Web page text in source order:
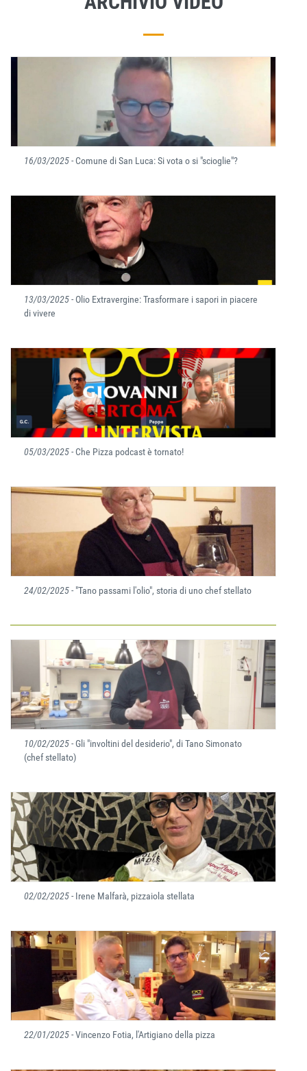
16/03/2025- Comune di San Luca: Si vota o si "scioglie"?
13/03/2025- Olio Extravergine: Trasformare i sapori in piacere
di vivere
05/03/2025- Che Pizza podcast è tornato!
24/02/2025- "Tano passami l'olio", storia di uno chef stellato
10/02/2025- Gli "involtini del desiderio", di Tano Simonato
(chef stellato)
02/02/2025- Irene Malfarà, pizzaiola stellata
22/01/2025- Vincenzo Fotia, l'Artigiano della pizza